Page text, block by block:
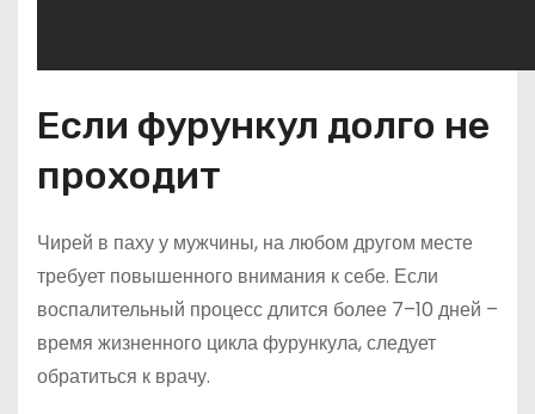
Если фурункул долго не
проходит
Чирей в паху у мужчины, на любом другом месте
требует повышенного внимания к себе. Если
воспалительный процесс длится более 7–10 дней –
время жизненного цикла фурункула, следует
обратиться к врачу.